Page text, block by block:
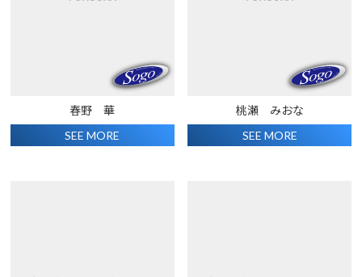
春野 華
SEE MORE
桃瀬 みおな
SEE MORE